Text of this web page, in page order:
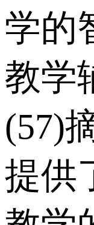
学的
教学
(57)
提供